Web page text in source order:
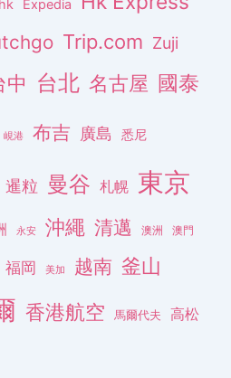
Expedia
Trip.com Zuji
中 台北 名古屋 國泰
峴港 布吉 廣島 悉尼
暹粒 曼谷 札幌 東京
永安 沖繩 清邁 澳洲 澳門
福岡 美加 越南 釜山
香港航空 馬爾代夫 高松